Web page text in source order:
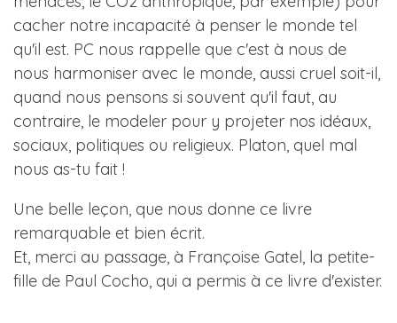
cacher notre incapacité à penser le monde tel
qu'il est. PC nous rappelle que c'est à nous de
nous harmoniser avec le monde, aussi cruel soit-il,
quand nous pensons si souvent qu'il faut, au
contraire, le modeler pour y projeter nos idéaux,
sociaux, politiques ou religieux. Platon, quel mal
nous as-tu fait !
Une belle leçon, que nous donne ce livre
remarquable et bien écrit.
Et, merci au passage, à Françoise Gatel, la petite-
fille de Paul Cocho, qui a permis à ce livre d'exister.